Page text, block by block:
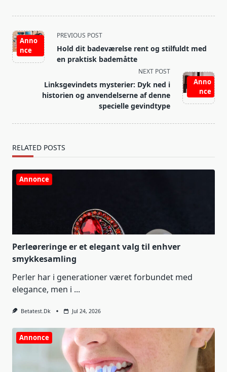
<span
class="nav-
subtitle
text">Page</span>
Anno
nce
PREVIOUS POST
Hold dit badeværelse rent og stilfuldt med
en praktisk bademåtte
Anno
nce
NEXT POST
Linksgevindets mysterier: Dyk ned i
historien og anvendelserne af denne
specielle gevindtype
RELATED POSTS
Annonce
Perleøreringe er et elegant valg til enhver
smykkesamling
Perler har i generationer været forbundet med
elegance, men i ...
Betatest.dk Jul 24, 2026
Annonce